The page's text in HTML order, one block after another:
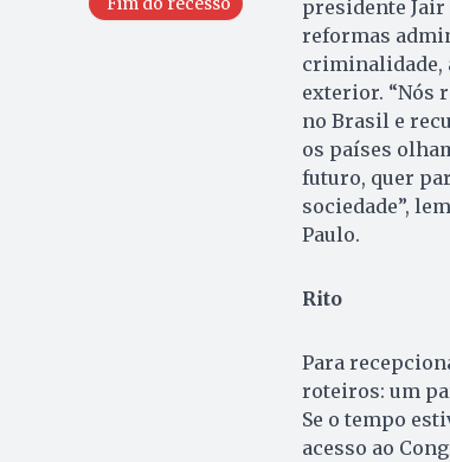
presidente
reformas
criminalidade,
exterior. “Nós
no Brasil e
os países
futuro, quer
sociedade”,
Paulo.
Rito
Para
roteiros: um
Se o tempo
acesso ao